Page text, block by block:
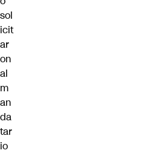
sol
icit
ar
on
al
m
an
da
tar
io